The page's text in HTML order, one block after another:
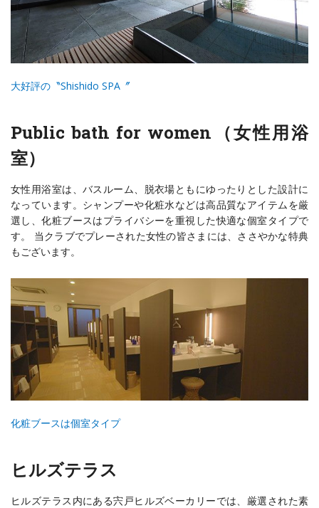
大好評の〝Shishido SPA〞
Public bath for women（女性用浴
室）
女性用浴室は、バスルーム、脱衣場ともにゆったりとした設計に
なっています。シャンプーや化粧水などは高品質なアイテムを厳
選し、化粧ブースはプライバシーを重視した快適な個室タイプで
す。 当クラブでプレーされた女性の皆さまには、ささやかな特典
もございます。
化粧ブースは個室タイプ
ヒルズテラス
ヒルズテラス内にある宍戸ヒルズベーカリーでは、厳選された素